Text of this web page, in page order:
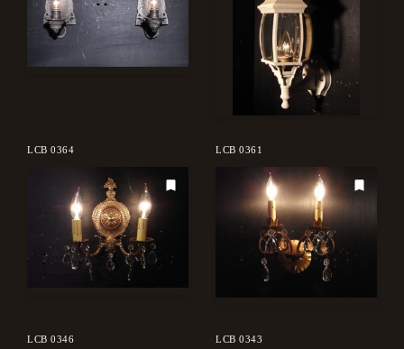
LCB 0364 LCB 0361
LCB 0346 LCB 0343